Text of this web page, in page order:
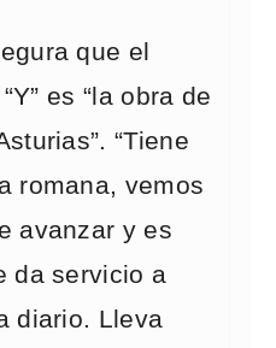
que el
es “la obra de
“Tiene
romana, vemos
avanzar y es
da servicio a
diario. Lleva